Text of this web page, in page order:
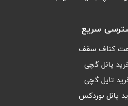
سریع
کناف سقف
پانل گچی
تایل گچی
پانل بوردکس